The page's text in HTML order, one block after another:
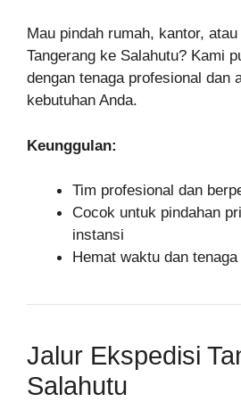
Mau pindah rumah, kantor,
Tangerang ke Salahutu? Kami
dengan tenaga profesional dan
kebutuhan Anda.
Keunggulan:
Tim profesional dan
Cocok untuk pindahan
instansi
Hemat waktu dan tenaga
Jalur Ekspedisi
Salahutu